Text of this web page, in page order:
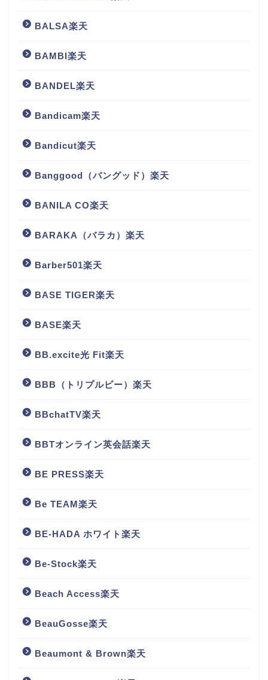
BALSA楽天
BAMBI楽天
BANDEL楽天
Bandicam楽天
Bandicut楽天
Banggood（バングッド）楽天
BANILA CO楽天
BARAKA（バラカ）楽天
Barber501楽天
BASE TIGER楽天
BASE楽天
BB.excite光 Fit楽天
BBB（トリプルビー）楽天
BBchatTV楽天
BBTオンライン英会話楽天
BE PRESS楽天
Be TEAM楽天
BE-HADA ホワイト楽天
Be-Stock楽天
Beach Access楽天
BeauGosse楽天
Beaumont & Brown楽天